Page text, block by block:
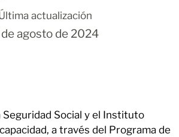
actualización
agosto de 2024
Seguridad Social y el Instituto
a través del Programa de